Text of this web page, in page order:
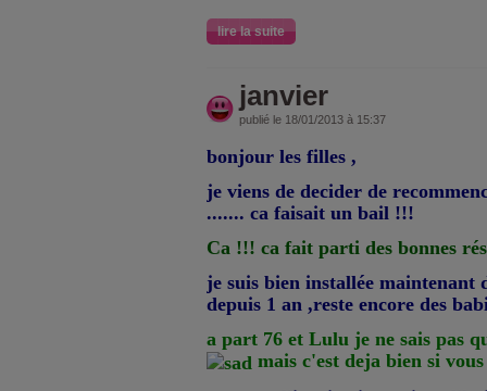
lire la suite
janvier
publié le 18/01/2013 à 15:37
bonjour les filles ,
je viens de decider de
....... ca faisait un bail !!!
Ca !!! ca fait parti des bonnes
je suis bien installée maintenant
depuis 1 an ,reste encore des
a part 76 et Lulu je ne sais pas
mais c'est deja bien si